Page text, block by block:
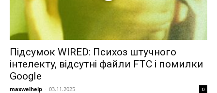
Підсумок WIRED: Психоз штучного
інтелекту, відсутні файли FTC і помилки
Google
maxwelhelp - 03.11.2025 0